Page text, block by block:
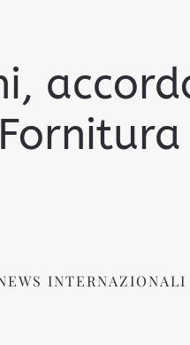
INTERNAZIONALI